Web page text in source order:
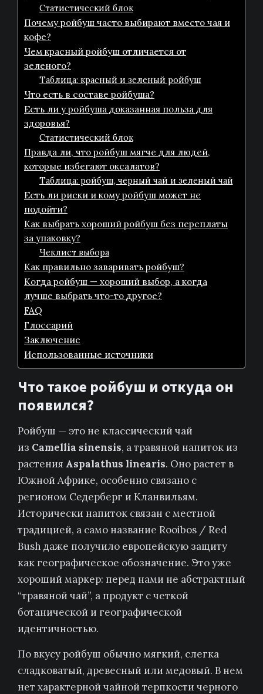
Статистический блок
Почему ройбуш часто выбирают вместо чая и
кофе?
Чем красный ройбуш отличается от
зеленого?
Таблица: красный и зеленый ройбуш
Что есть в составе ройбуша?
Есть ли у ройбуша доказанная польза для
здоровья?
Статистический блок
Правда ли, что ройбуш мягче для людей,
которые избегают оксалатов?
Таблица: ройбуш, черный чай и зеленый чай
Есть ли риски и кому ройбуш может не
подойти?
Как выбрать хороший ройбуш без переплаты
за упаковку?
Чеклист выбора
Как правильно заваривать ройбуш?
Когда ройбуш — хороший выбор, а когда
лучше выбрать что-то другое?
FAQ
Глоссарий
Заключение
Использованные источники
Что такое ройбуш и откуда он
появился?
Ройбуш — это не классический чай
из Camellia sinensis, а травяной напиток из
растения Aspalathus linearis. Оно растет в
Южной Африке, особенно связано с
регионом Седерберг и Кланвильям.
Исторически напиток связан с местной
традицией, а само название Rooibos / Red
Bush даже получило европейскую защиту
как географическое обозначение. Это уже
хороший маркер: перед нами не абстрактный
“травяной чай”, а продукт с четкой
ботанической и географической
идентичностью.
По вкусу ройбуш обычно мягкий, слегка
сладковатый, древесный или медовый. В нем
нет характерной чайной терпкости черного